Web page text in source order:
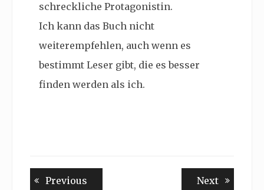
schreckliche Protagonistin.
Ich kann das Buch nicht
weiterempfehlen, auch wenn es
bestimmt Leser gibt, die es besser
finden werden als ich.
Beitragsnavigation
Previous NextNext